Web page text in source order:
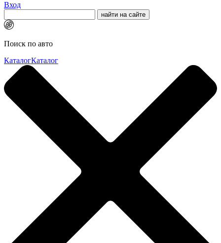
Вход
Поиск по авто
КаталогКаталог